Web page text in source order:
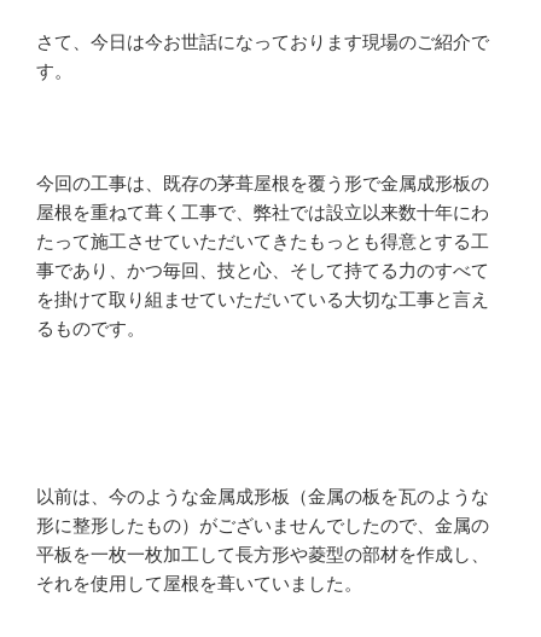
さて、今日は今お世話になっております現場のご紹介で
す。
今回の工事は、既存の茅葺屋根を覆う形で金属成形板の
屋根を重ねて葺く工事で、弊社では設立以来数十年にわ
たって施工させていただいてきたもっとも得意とする工
事であり、かつ毎回、技と心、そして持てる力のすべて
を掛けて取り組ませていただいている大切な工事と言え
るものです。
以前は、今のような金属成形板（金属の板を瓦のような
形に整形したもの）がございませんでしたので、金属の
平板を一枚一枚加工して長方形や菱型の部材を作成し、
それを使用して屋根を葺いていました。